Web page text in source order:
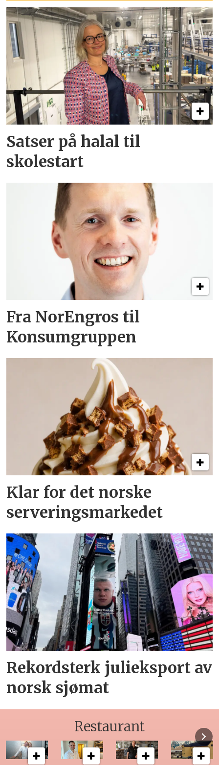
Satser på halal til
skolestart
Fra NorEngros til
Konsumgruppen
Klar for det norske
serveringsmarkedet
Rekordsterk julieksport av
norsk sjømat
Restaurant